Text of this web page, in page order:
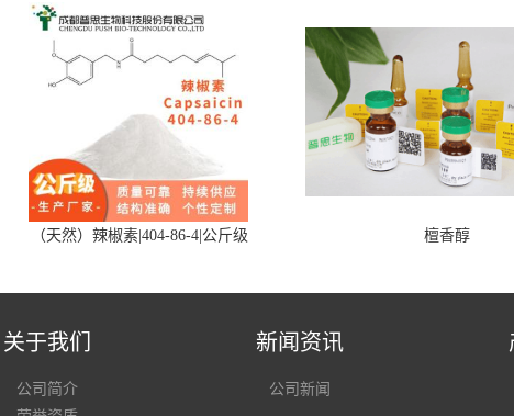
（天然）辣椒素|404-86-4|公斤级 檀香醇
关于我们
公司简介
新闻资讯
公司新闻